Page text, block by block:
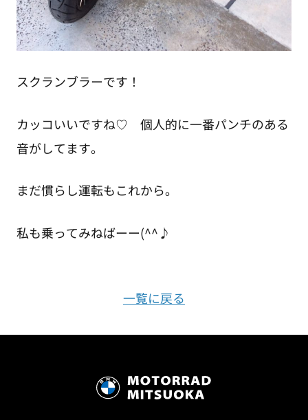
スクランブラーです！
カッコいいですね♡ 個人的に一番パンチのある
音がしてます。
まだ慣らし運転もこれから。
私も乗ってみねばーー(^^♪
一覧に戻る